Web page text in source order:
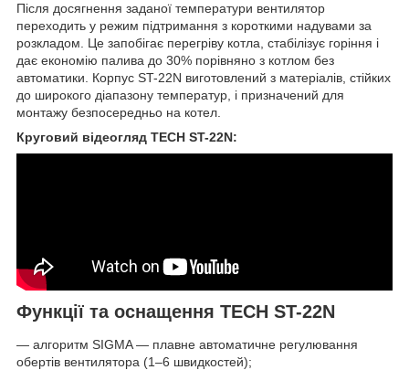
Після досягнення заданої температури вентилятор
переходить у режим підтримання з короткими надувами за
розкладом. Це запобігає перегріву котла, стабілізує горіння і
дає економію палива до 30% порівняно з котлом без
автоматики. Корпус ST-22N виготовлений з матеріалів, стійких
до широкого діапазону температур, і призначений для
монтажу безпосередньо на котел.
Круговий відеогляд TECH ST-22N:
Функції та оснащення TECH ST-22N
— алгоритм SIGMA — плавне автоматичне регулювання
обертів вентилятора (1–6 швидкостей);